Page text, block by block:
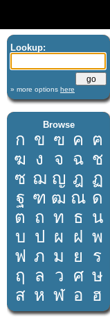
Lookup:
» more options here
Browse
ก ข ฃ ค ฅ
ฆ ง จ ฉ ช
ซ ฌ ญ ฎ ฏ
ฐ ฑ ฒ ณ ด
ต ถ ท ธ น
บ ป ผ ฝ พ
ฟ ภ ม ย
ร
ฤ
ล ว ศ ษ
ส ห ฬ อ ฮ